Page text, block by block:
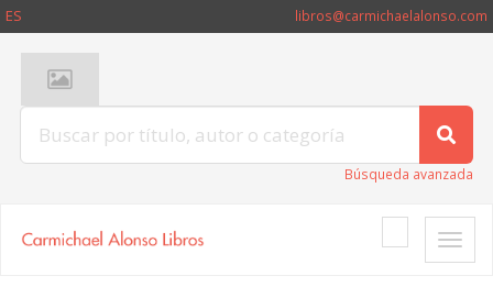
ES libros@carmichaelalonso.com
Búsqueda avanzada
Toggle